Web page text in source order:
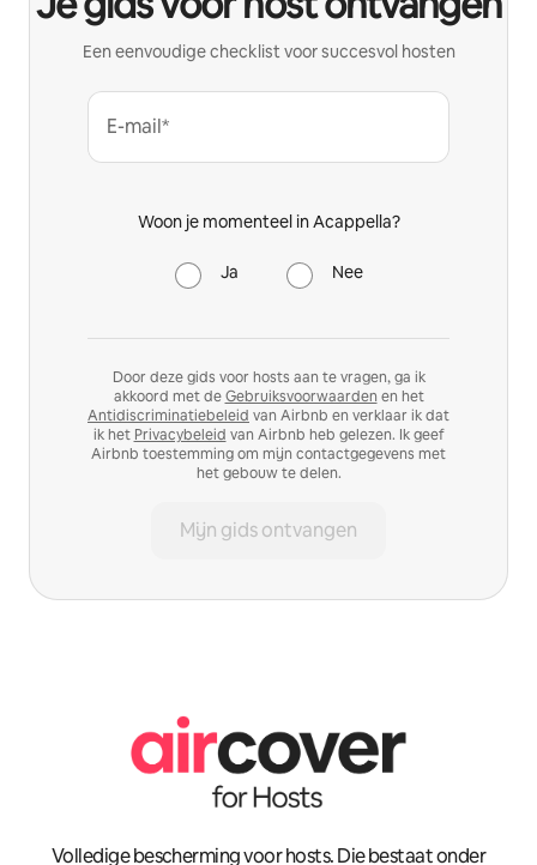
Een eenvoudige checklist voor succesvol hosten
E-mail*
Woon je momenteel in Acappella?
Ja Nee
Door deze gids voor hosts aan te vragen, ga ik
akkoord met deGebruiksvoorwaarden en het
Antidiscriminatiebeleid van Airbnb en verklaar ik dat
ik het Privacybeleid van Airbnb heb gelezen. Ik geef
Airbnb toestemming om mijn contactgegevens met
het gebouw te delen.
Mijn gids ontvangen
Volledige bescherming voor hosts. Die bestaat onder